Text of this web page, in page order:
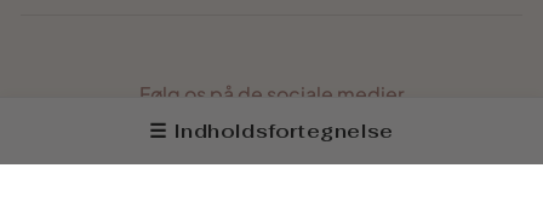
☰ Indholdsfortegnelse
Følg os på de sociale medier
FacebookInstagram
TikTok